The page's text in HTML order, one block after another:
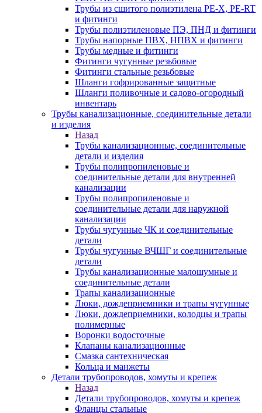
Трубы из сшитого полиэтилена PE-X, PE-RT
и фитинги
Трубы полиэтиленовые ПЭ, ПНД и фитинги
Трубы напорные ПВХ, НПВХ и фитинги
Трубы медные и фитинги
Фитинги чугунные резьбовые
Фитинги стальные резьбовые
Шланги гофрированные защитные
Шланги поливочные и садово-огородный
инвентарь
Трубы канализационные, соединительные детали
и изделия
Назад
Трубы канализационные, соединительные
детали и изделия
Трубы полипропиленовые и
соединительные детали для внутренней
канализации
Трубы полипропиленовые и
соединительные детали для наружной
канализации
Трубы чугунные ЧК и соединительные
детали
Трубы чугунные ВЧШГ и соединительные
детали
Трубы канализационные малошумные и
соединительные детали
Трапы канализационные
Люки, дождеприемники и трапы чугунные
Люки, дождеприемники, колодцы и трапы
полимерные
Воронки водосточные
Клапаны канализационные
Смазка сантехническая
Кольца и манжеты
Детали трубопроводов, хомуты и крепеж
Назад
Детали трубопроводов, хомуты и крепеж
Фланцы стальные